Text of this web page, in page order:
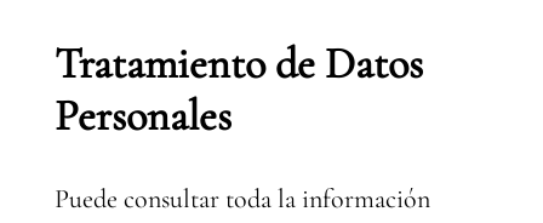
Tratamiento de Datos
Personales
Puede consultar toda la información